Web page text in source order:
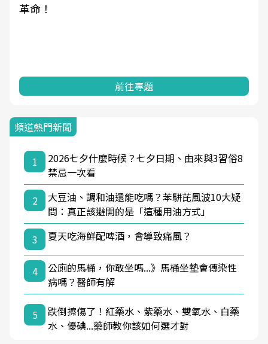
革命！
前往專題
頻道熱門新聞
1
2026七夕什麼時候？七夕日期、由來與3習俗8
禁忌一次看
2
大豆油、調和油還能吃嗎？苯駢芘風波10大疑
問：真正該避開的是「這種用油方式」
3
夏天吃海鮮配啤酒，會導致痛風？
4
公廁的馬桶，你敢坐嗎...》馬桶坐墊會傳染性
病嗎？醫師有解
5
跌倒擦傷了！紅藥水、紫藥水、雙氧水、白藥
水、優碘...藥師教你該如何選才對